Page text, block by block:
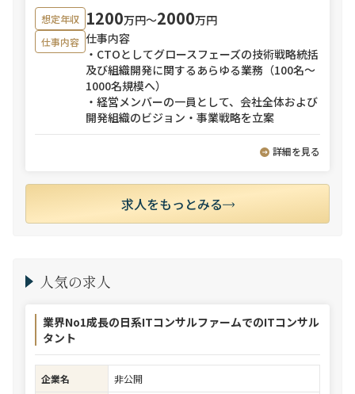
想定年収 1200万円〜2000万円
仕事内容 仕事内容
・CTOとしてグロースフェーズの技術戦略統括
及び組織開発に関するあらゆる業務（100名～
1000名規模へ）
・経営メンバーの一員として、会社全体および
開発組織のビジョン・事業戦略を立案
詳細を見る
求人をもっとみる
人気の求人
業界No1成長の日系ITコンサルファームでのITコンサル
タント
企業名
非公開